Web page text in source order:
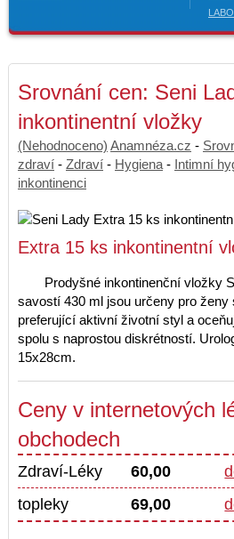
Srovnání cen: Seni
inkontinentní vložky
(Nehodnoceno) Anamnéza.cz -
zdraví - Zdraví - Hygiena - Intimní
inkontinenci
Extra 15 ks inkontinentní
Prodyšné inkontinenční vložky
savostí 430 ml jsou určeny pro
preferující aktivní životní styl a
spolu s naprostou diskrétností.
15x28cm.
Ceny v internetových
obchodech
Zdraví-Léky 60,00
topleky
69,00